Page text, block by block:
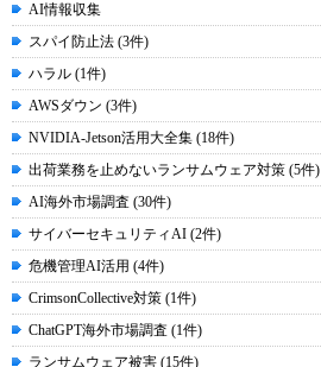
AI情報収集
スパイ防止法 (3件)
ハラル (1件)
AWSダウン (3件)
NVIDIA-Jetson活用大全集 (18件)
出荷業務を止めないランサムウェア対策 (5件)
AI海外市場調査 (30件)
サイバーセキュリティAI (2件)
危機管理AI活用 (4件)
CrimsonCollective対策 (1件)
ChatGPT海外市場調査 (1件)
ランサムウェア被害 (15件)